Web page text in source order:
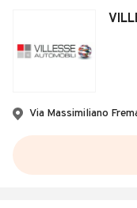
Via Massimiliano